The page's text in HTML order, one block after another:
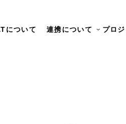
について 連携について プロ